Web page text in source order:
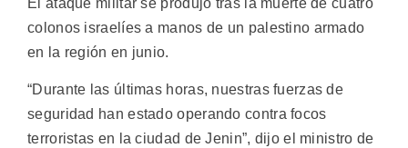
colonos israelíes a manos de un palestino armado
en la región en junio.
“Durante las últimas horas, nuestras fuerzas de
seguridad han estado operando contra focos
terroristas en la ciudad de Jenin”, dijo el ministro de